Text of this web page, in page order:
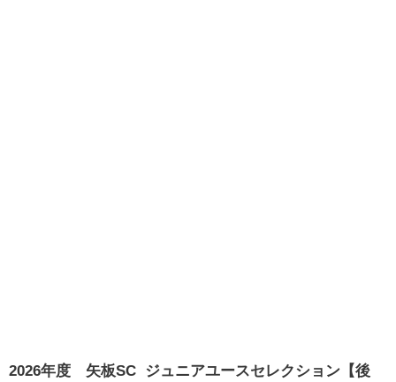
2026年度 矢板SC ジュニアユースセレクション【後